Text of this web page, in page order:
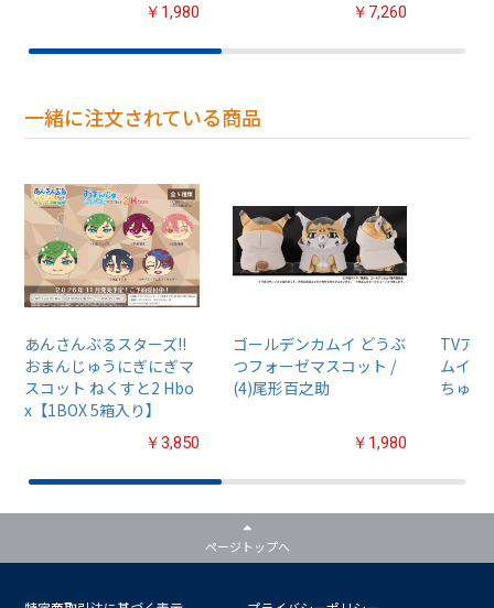
￥1,980 ￥7,260
一緒に注文されている商品
あんさんぶるスターズ!!
おまんじゅうにぎにぎマ
スコット ねくすと2 Hbo
x【1BOX 5箱入り】
￥3,850
ゴールデンカムイ どうぶ
つフォーゼマスコット /
(4)尾形百之助
￥1,980
TVア
ムイ』
ちゅる
ページトップへ